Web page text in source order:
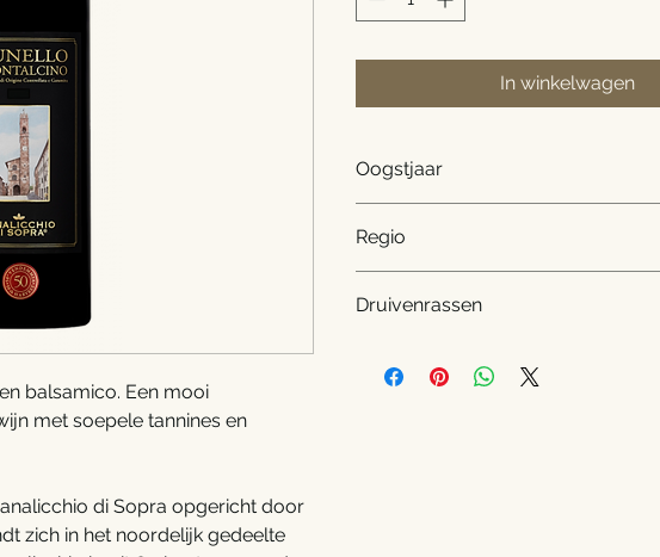
balsamico. Een mooi
met soepele tannines en
di Sopra opgericht door
zich in het noordelijk gedeelte
In winkelwagen
Oogstjaar
Regio
Druivenrassen